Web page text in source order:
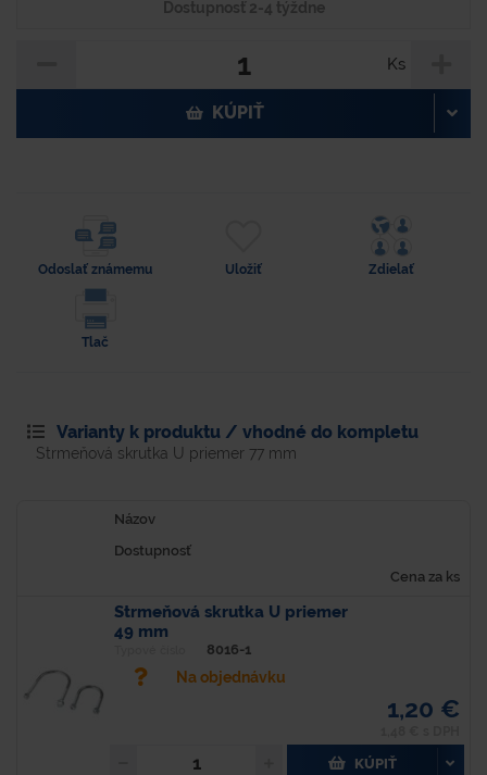
Dostupnosť 2-4 týždne
Ks
KÚPIŤ
Odoslať známemu Uložiť Zdielať
Tlač
Varianty k produktu / vhodné do kompletu
Strmeňová skrutka U priemer 77 mm
Názov
Dostupnosť
Cena za ks
Strmeňová skrutka U priemer
49 mm
8016-1
Na objednávku
1,20 €
KÚPIŤ